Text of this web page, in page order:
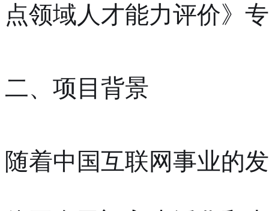
点领域人才能力评价》
二、项目背景
随着中国互联网事业的